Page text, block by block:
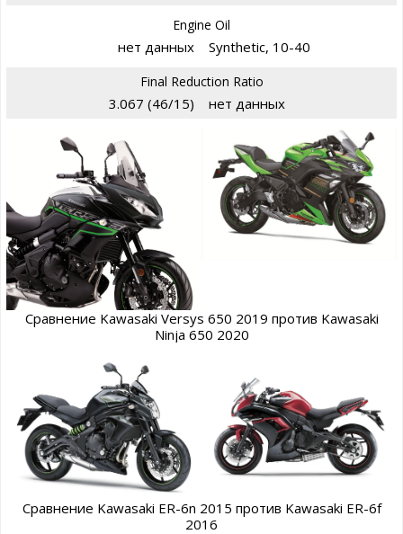
Engine Oil
нет данных Synthetic, 10-40
Final Reduction Ratio
3.067 (46/15) нет данных
Сравнение Kawasaki Versys 650 2019 против Kawasaki
Ninja 650 2020
Сравнение Kawasaki ER-6n 2015 против Kawasaki ER-6f
2016